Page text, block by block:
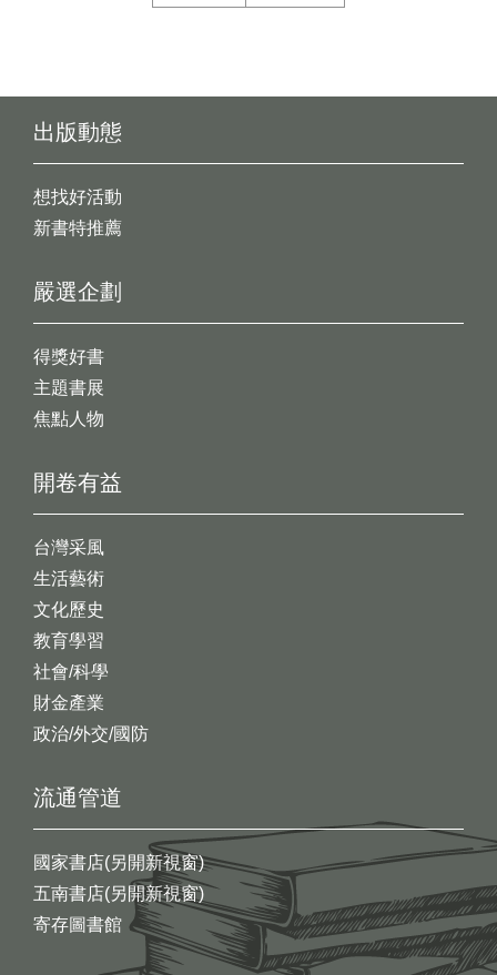
出版動態
想找好活動
新書特推薦
開卷有益
台灣采風
生活藝術
文化歷史
教育學習
社會/科學
財金產業
政治/外交/國防
嚴選企劃
得獎好書
主題書展
焦點人物
流通管道
國家書店(另開新視窗)
五南書店(另開新視窗)
寄存圖書館